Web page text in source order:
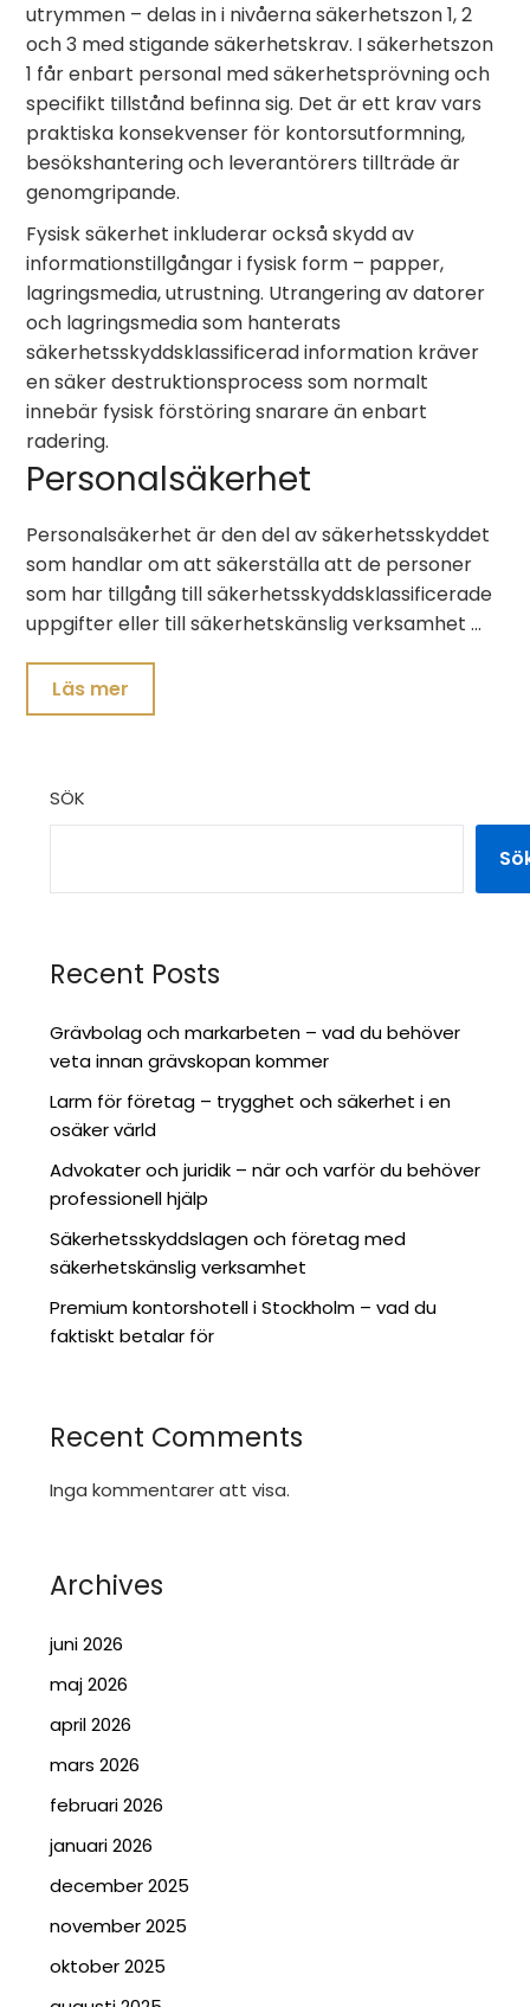
utrymmen – delas in i nivåerna säkerhetszon 1, 2
och 3 med stigande säkerhetskrav. I säkerhetszon
1 får enbart personal med säkerhetsprövning och
specifikt tillstånd befinna sig. Det är ett krav vars
praktiska konsekvenser för kontorsutformning,
besökshantering och leverantörers tillträde är
genomgripande.
Fysisk säkerhet inkluderar också skydd av
informationstillgångar i fysisk form – papper,
lagringsmedia, utrustning. Utrangering av datorer
och lagringsmedia som hanterats
säkerhetsskyddsklassificerad information kräver
en säker destruktionsprocess som normalt
innebär fysisk förstöring snarare än enbart
radering.
Personalsäkerhet
Personalsäkerhet är den del av säkerhetsskyddet
som handlar om att säkerställa att de personer
som har tillgång till säkerhetsskyddsklassificerade
uppgifter eller till säkerhetskänslig verksamhet …
Läs mer
SÖK
Recent Posts
Grävbolag och markarbeten – vad du behöver
veta innan grävskopan kommer
Larm för företag – trygghet och säkerhet i en
osäker värld
Advokater och juridik – när och varför du behöver
professionell hjälp
Säkerhetsskyddslagen och företag med
säkerhetskänslig verksamhet
Premium kontorshotell i Stockholm – vad du
faktiskt betalar för
Recent Comments
Inga kommentarer att visa.
Archives
juni 2026
maj 2026
april 2026
mars 2026
februari 2026
januari 2026
december 2025
november 2025
oktober 2025